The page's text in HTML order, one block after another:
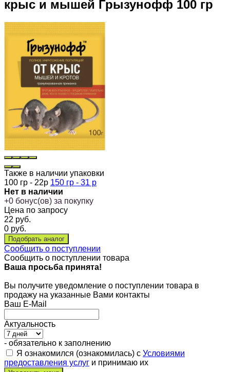
крыс и мышей Грызунофф 100 гр
Также в наличии упаковки
100 гр - 22р 150 гр - 31 р
Нет в наличии
+0 бонус(ов) за покупку
Цена по запросу
22 руб.
0 руб.
Сообщить о поступлении
Сообщить о поступлении товара
Ваша просьба принята!
Вы получите уведомление о поступлении товара в
продажу на указанные Вами контакты
Ваш E-Mail
Актуальность
- обязательно к заполнению
Я ознакомился (ознакомилась) с Условиями
предоставления услуг и принимаю их